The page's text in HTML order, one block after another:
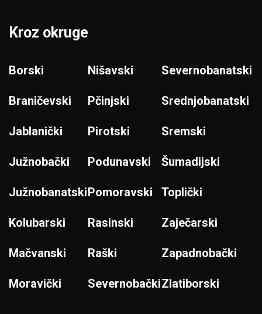
Kroz okruge
Borski
Braničevski
Jablanički
Južnobački
Južnobanatski
Kolubarski
Mačvanski
Moravički
Nišavski
Pčinjski
Pirotski
Podunavski
Pomoravski
Rasinski
Raški
Severnobački
Severnobanatski
Srednjobanatski
Sremski
Šumadijski
Toplički
Zaječarski
Zapadnobački
Zlatiborski